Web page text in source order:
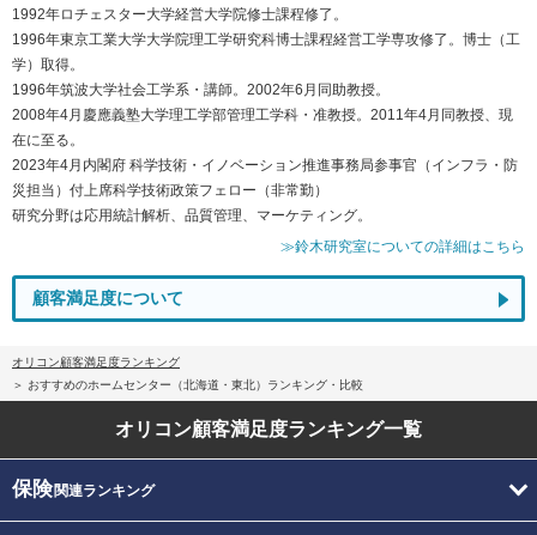
1992年ロチェスター大学経営大学院修士課程修了。
1996年東京工業大学大学院理工学研究科博士課程経営工学専攻修了。博士（工
学）取得。
1996年筑波大学社会工学系・講師。2002年6月同助教授。
2008年4月慶應義塾大学理工学部管理工学科・准教授。2011年4月同教授、現
在に至る。
2023年4月内閣府 科学技術・イノベーション推進事務局参事官（インフラ・防
災担当）付上席科学技術政策フェロー（非常勤）
研究分野は応用統計解析、品質管理、マーケティング。
≫鈴木研究室についての詳細はこちら
顧客満足度について
オリコン顧客満足度ランキング
おすすめのホームセンター（北海道・東北）ランキング・比較
オリコン顧客満足度ランキング一覧
保険関連ランキング